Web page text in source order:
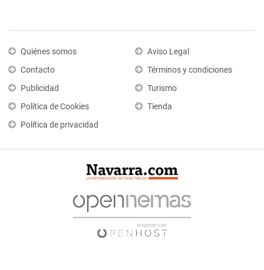
Quiénes somos
Contacto
Publicidad
Política de Cookies
Política de privacidad
Aviso Legal
Términos y condiciones
Turismo
Tienda